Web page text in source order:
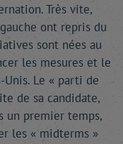
Très vite,
ont repris du
sont nées au
les mesures et le
Le « parti de
de sa candidate,
un premier temps,
les « midterms »